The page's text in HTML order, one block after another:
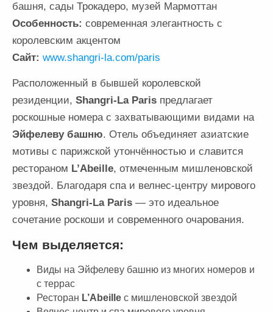
башня, сады Трокадеро, музей Мармоттан
Особенность: современная элегантность с
королевским акцентом
Сайт: www.shangri-la.com/paris
Расположенный в бывшей королевской
резиденции, Shangri-La Paris предлагает
роскошные номера с захватывающими видами на
Эйфелеву башню. Отель объединяет азиатские
мотивы с парижской утончённостью и славится
рестораном L’Abeille, отмеченным мишленовской
звездой. Благодаря спа и велнес-центру мирового
уровня, Shangri-La Paris — это идеальное
сочетание роскоши и современного очарования.
Чем выделяется:
Виды на Эйфелеву башню из многих номеров и
с террас
Ресторан L’Abeille с мишленовской звездой